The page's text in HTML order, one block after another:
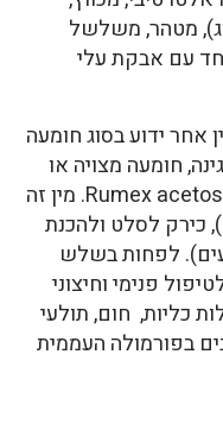
מטהר, משלשל
עם אבקת עלי
שונים. מין אחר ידוע בסוג חומעה
חומעה מצויה או
חומעת השדה (Sorrel, בלטינית: (Rumex acetosa. מין זה
לסלט ולהכנת
לפחות בשלש
פנימי וחיצוני
כליות, חום, תולעי
בפורמולה העממית